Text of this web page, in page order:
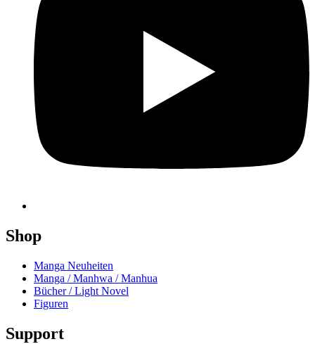
Shop
Manga Neuheiten
Manga / Manhwa / Manhua
Bücher / Light Novel
Figuren
Support